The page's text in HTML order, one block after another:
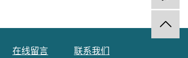
在线留言 联系我们